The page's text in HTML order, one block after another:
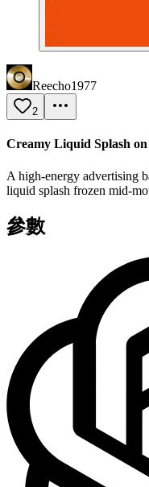
Reecho1977
2
Creamy Liquid Splash
A high-energy advertising
liquid splash frozen mid-
參數